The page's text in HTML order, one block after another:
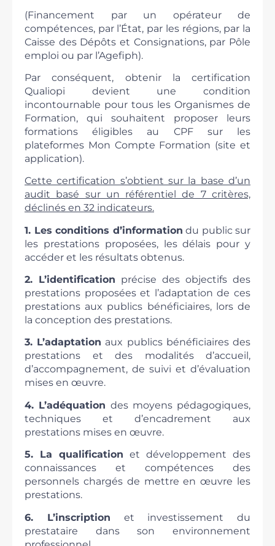
(Financement par un opérateur de
compétences, par l’État, par les régions, par la
Caisse des Dépôts et Consignations, par Pôle
emploi ou par l’Agefiph).
Par conséquent, obtenir la certification
Qualiopi devient une condition
incontournable pour tous les Organismes de
Formation, qui souhaitent proposer leurs
formations éligibles au CPF sur les
plateformes Mon Compte Formation (site et
application).
Cette certification s’obtient sur la base d’un
audit basé sur un référentiel de 7 critères,
déclinés en 32 indicateurs.
1. Les conditions d’information du public sur
les prestations proposées, les délais pour y
accéder et les résultats obtenus.
2. L’identification précise des objectifs des
prestations proposées et l’adaptation de ces
prestations aux publics bénéficiaires, lors de
la conception des prestations.
3. L’adaptation aux publics bénéficiaires des
prestations et des modalités d’accueil,
d’accompagnement, de suivi et d’évaluation
mises en œuvre.
4. L’adéquation des moyens pédagogiques,
techniques et d’encadrement aux
prestations mises en œuvre.
5. La qualification et développement des
connaissances et compétences des
personnels chargés de mettre en œuvre les
prestations.
6. L’inscription et investissement du
prestataire dans son environnement